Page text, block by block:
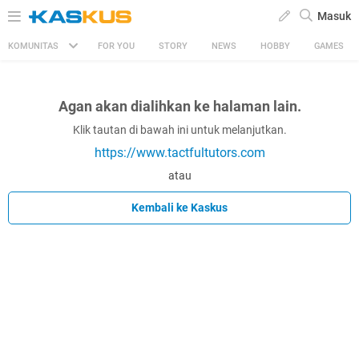
Masuk
KOMUNITAS FOR YOU STORY NEWS HOBBY GAMES
Agan akan dialihkan ke halaman lain.
Klik tautan di bawah ini untuk melanjutkan.
https://www.tactfultutors.com
atau
Kembali ke Kaskus